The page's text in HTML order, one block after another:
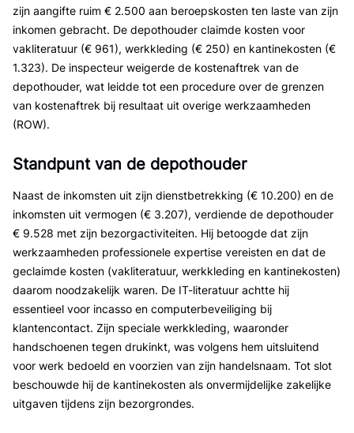
zijn aangifte ruim € 2.500 aan beroepskosten ten laste van zijn
inkomen gebracht. De depothouder claimde kosten voor
vakliteratuur (€ 961), werkkleding (€ 250) en kantinekosten (€
1.323). De inspecteur weigerde de kostenaftrek van de
depothouder, wat leidde tot een procedure over de grenzen
van kostenaftrek bij resultaat uit overige werkzaamheden
(ROW).
Standpunt van de depothouder
Naast de inkomsten uit zijn dienstbetrekking (€ 10.200) en de
inkomsten uit vermogen (€ 3.207), verdiende de depothouder
€ 9.528 met zijn bezorgactiviteiten. Hij betoogde dat zijn
werkzaamheden professionele expertise vereisten en dat de
geclaimde kosten (vakliteratuur, werkkleding en kantinekosten)
daarom noodzakelijk waren. De IT-literatuur achtte hij
essentieel voor incasso en computerbeveiliging bij
klantencontact. Zijn speciale werkkleding, waaronder
handschoenen tegen drukinkt, was volgens hem uitsluitend
voor werk bedoeld en voorzien van zijn handelsnaam. Tot slot
beschouwde hij de kantinekosten als onvermijdelijke zakelijke
uitgaven tijdens zijn bezorgrondes.